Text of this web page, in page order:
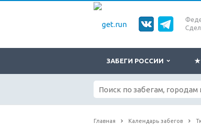
ЗАБЕГИ РОССИИ ★
Главная Календарь забегов